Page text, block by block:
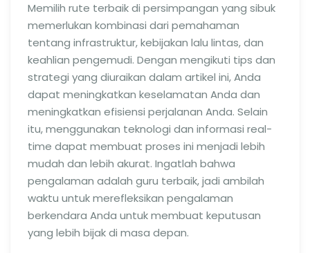
Memilih rute terbaik di persimpangan yang sibuk
memerlukan kombinasi dari pemahaman
tentang infrastruktur, kebijakan lalu lintas, dan
keahlian pengemudi. Dengan mengikuti tips dan
strategi yang diuraikan dalam artikel ini, Anda
dapat meningkatkan keselamatan Anda dan
meningkatkan efisiensi perjalanan Anda. Selain
itu, menggunakan teknologi dan informasi real-
time dapat membuat proses ini menjadi lebih
mudah dan lebih akurat. Ingatlah bahwa
pengalaman adalah guru terbaik, jadi ambilah
waktu untuk merefleksikan pengalaman
berkendara Anda untuk membuat keputusan
yang lebih bijak di masa depan.